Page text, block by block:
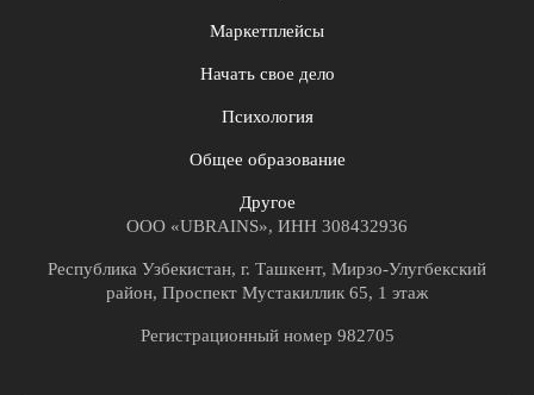
Маркетплейсы
Начать свое дело
Психология
Общее образование
Другое
ООО «UBRAINS», ИНН 308432936
Республика Узбекистан, г. Ташкент, Мирзо-Улугбекский
район, Проспект Мустакиллик 65, 1 этаж
Регистрационный номер 982705